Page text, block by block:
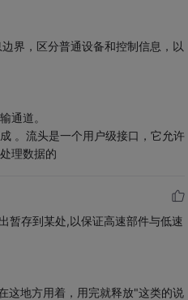
界，区分普通设备和控制信息，以
通道。
。流头是一个用户级接口，它允许
理数据的
暂存到某处,以保证高速部件与低速
这地方用着，用完就释放"这类的说